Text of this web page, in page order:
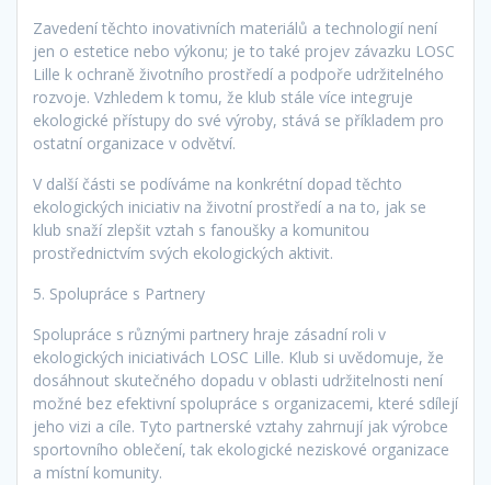
Zavedení těchto inovativních materiálů a technologií není
jen o estetice nebo výkonu; je to také projev závazku LOSC
Lille k ochraně životního prostředí a podpoře udržitelného
rozvoje. Vzhledem k tomu, že klub stále více integruje
ekologické přístupy do své výroby, stává se příkladem pro
ostatní organizace v odvětví.
V další části se podíváme na konkrétní dopad těchto
ekologických iniciativ na životní prostředí a na to, jak se
klub snaží zlepšit vztah s fanoušky a komunitou
prostřednictvím svých ekologických aktivit.
5. Spolupráce s Partnery
Spolupráce s různými partnery hraje zásadní roli v
ekologických iniciativách LOSC Lille. Klub si uvědomuje, že
dosáhnout skutečného dopadu v oblasti udržitelnosti není
možné bez efektivní spolupráce s organizacemi, které sdílejí
jeho vizi a cíle. Tyto partnerské vztahy zahrnují jak výrobce
sportovního oblečení, tak ekologické neziskové organizace
a místní komunity.